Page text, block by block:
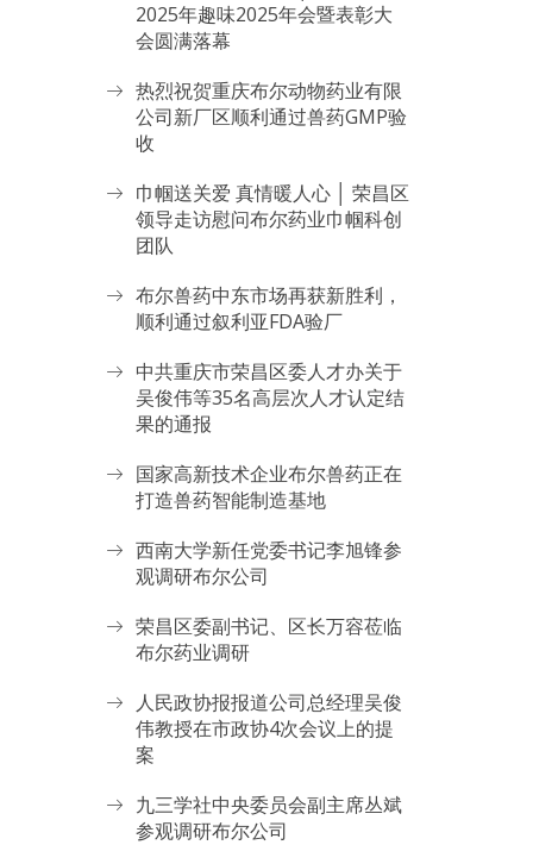
2025年趣味2025年会暨表彰大
会圆满落幕
热烈祝贺重庆布尔动物药业有限
公司新厂区顺利通过兽药GMP验
收
巾帼送关爱 真情暖人心 │ 荣昌区
领导走访慰问布尔药业巾帼科创
团队
布尔兽药中东市场再获新胜利，
顺利通过叙利亚FDA验厂
中共重庆市荣昌区委人才办关于
吴俊伟等35名高层次人才认定结
果的通报
国家高新技术企业布尔兽药正在
打造兽药智能制造基地
西南大学新任党委书记李旭锋参
观调研布尔公司
荣昌区委副书记、区长万容莅临
布尔药业调研
人民政协报报道公司总经理吴俊
伟教授在市政协4次会议上的提
案
九三学社中央委员会副主席丛斌
参观调研布尔公司